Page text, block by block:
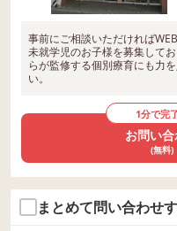
事前にご相談いただければ
未就学児のお子様を募集して
らが監修する個別療育にも力
い。
1分で完
お問い
(無料)
まとめて問い合わせ